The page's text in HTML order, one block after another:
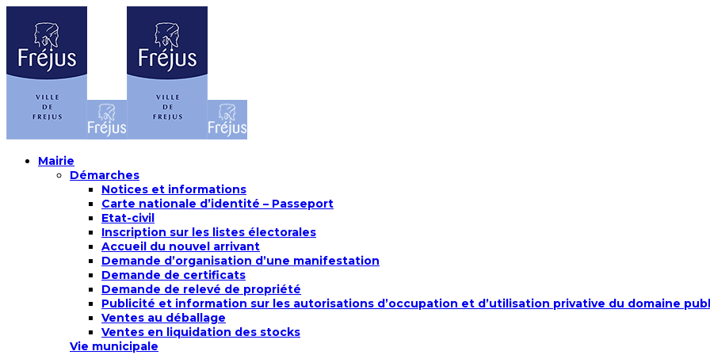
Mairie
Démarches
Notices et informations
Carte nationale d’identité – Passeport
Etat-civil
Inscription sur les listes électorales
Accueil du nouvel arrivant
Demande d’organisation d’une manifestation
Demande de certificats
Demande de relevé de propriété
Publicité et information sur les autorisations d’occupation et d’utilisation privative du domaine
Ventes au déballage
Ventes en liquidation des stocks
Vie municipale